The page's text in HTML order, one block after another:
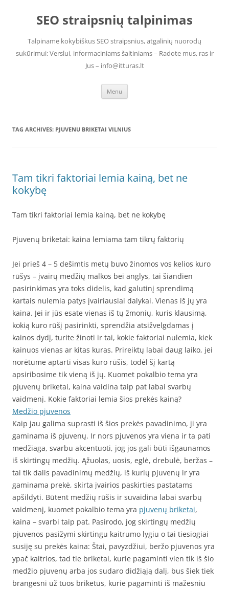
contentSEO straipsnių talpinimas
Talpiname kokybiškus SEO straipsnius, atgalinių nuorodų
sukūrimui: Verslui, informaciniams šaltiniams – Radote mus, ras ir
Jus – info@itturas.lt
Menu
TAG ARCHIVES: PJUVENU BRIKETAI VILNIUS
Tam tikri faktoriai lemia kainą, bet ne
kokybę
Tam tikri faktoriai lemia kainą, bet ne kokybę
Pjuvenų briketai: kaina lemiama tam tikrų faktorių
Jei prieš 4 – 5 dešimtis metų buvo žinomos vos kelios kuro
rūšys – įvairų medžių malkos bei anglys, tai šiandien
pasirinkimas yra toks didelis, kad galutinį sprendimą
kartais nulemia patys įvairiausiai dalykai. Vienas iš jų yra
kaina. Jei ir jūs esate vienas iš tų žmonių, kuris klausimą,
kokią kuro rūšį pasirinkti, sprendžia atsižvelgdamas į
kainos dydį, turite žinoti ir tai, kokie faktoriai nulemia, kiek
kainuos vienas ar kitas kuras. Prireiktų labai daug laiko, jei
norėtume aptarti visas kuro rūšis, todėl šį kartą
apsiribosime tik vieną iš jų. Kuomet pokalbio tema yra
pjuvenų briketai, kaina vaidina taip pat labai svarbų
vaidmenį. Kokie faktoriai lemia šios prekės kainą?
Medžio pjuvenos
Kaip jau galima suprasti iš šios prekės pavadinimo, ji yra
gaminama iš pjuvenų. Ir nors pjuvenos yra viena ir ta pati
medžiaga, svarbu akcentuoti, jog jos gali būti išgaunamos
iš skirtingų medžių. Ąžuolas, uosis, eglė, drebulė, beržas –
tai tik dalis pavadinimų medžių, iš kurių pjuvenų ir yra
gaminama prekė, skirta įvairios paskirties pastatams
apšildyti. Būtent medžių rūšis ir suvaidina labai svarbų
vaidmenį, kuomet pokalbio tema yra pjuvenų briketai,
kaina – svarbi taip pat. Pasirodo, jog skirtingų medžių
pjuvenos pasižymi skirtingu kaitrumo lygiu o tai tiesiogiai
susiję su prekės kaina: Štai, pavyzdžiui, beržo pjuvenos yra
ypač kaitrios, tad tie briketai, kurie pagaminti vien tik iš šio
medžio pjuvenų arba jos sudaro didžiąją dalį, bus šiek tiek
brangesni už tuos briketus, kurie pagaminti iš mažesniu